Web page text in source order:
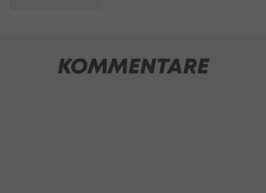
KOMMENTARE